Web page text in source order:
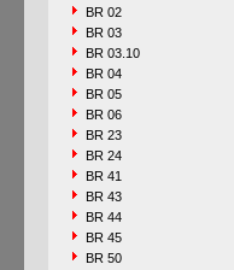
BR 02
BR 03
BR 03.10
BR 04
BR 05
BR 06
BR 23
BR 24
BR 41
BR 43
BR 44
BR 45
BR 50